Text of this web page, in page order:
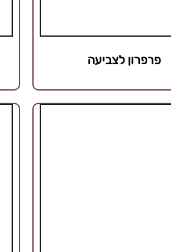
פרפרון לצביעה